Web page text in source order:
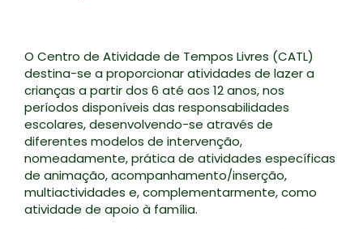
O Centro de Atividade de Tempos Livres (CATL)
destina-se a proporcionar atividades de lazer a
crianças a partir dos 6 até aos 12 anos, nos
períodos disponíveis das responsabilidades
escolares, desenvolvendo-se através de
diferentes modelos de intervenção,
nomeadamente, prática de atividades específicas
de animação, acompanhamento/inserção,
multiactividades e, complementarmente, como
atividade de apoio à família.